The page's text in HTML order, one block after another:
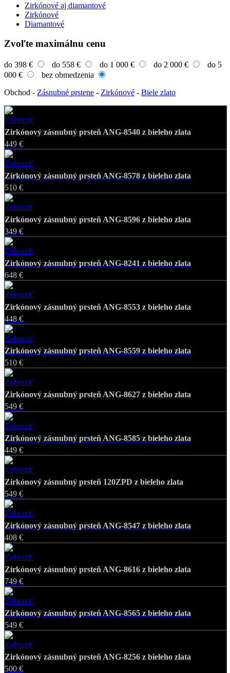
Zirkónové aj diamantové
Zirkónové
Diamantové
Zvoľte maximálnu cenu
do 398 € do 558 € do 1 000 € do 2 000 €
do 5
000 €
bez obmedzenia
Obchod - Zásnubné prstene - Zirkónové - Biele zlato
Zobraziť
Zirkónový zásnubný prsteň ANG-8540 z bieleho zlata
449 €
Zobraziť
Zirkónový zásnubný prsteň ANG-8578 z bieleho zlata
510 €
Zobraziť
Zirkónový zásnubný prsteň ANG-8596 z bieleho zlata
349 €
Zobraziť
Zirkónový zásnubný prsteň ANG-8241 z bieleho zlata
648 €
Zobraziť
Zirkónový zásnubný prsteň ANG-8553 z bieleho zlata
448 €
Zobraziť
Zirkónový zásnubný prsteň ANG-8559 z bieleho zlata
510 €
Zobraziť
Zirkónový zásnubný prsteň ANG-8627 z bieleho zlata
549 €
Zobraziť
Zirkónový zásnubný prsteň ANG-8585 z bieleho zlata
449 €
Zobraziť
Zirkónový zásnubný prsteň 120ZPD z bieleho zlata
549 €
Zobraziť
Zirkónový zásnubný prsteň ANG-8547 z bieleho zlata
408 €
Zobraziť
Zirkónový zásnubný prsteň ANG-8616 z bieleho zlata
749 €
Zobraziť
Zirkónový zásnubný prsteň ANG-8565 z bieleho zlata
549 €
Zobraziť
Zirkónový zásnubný prsteň ANG-8256 z bieleho zlata
500 €